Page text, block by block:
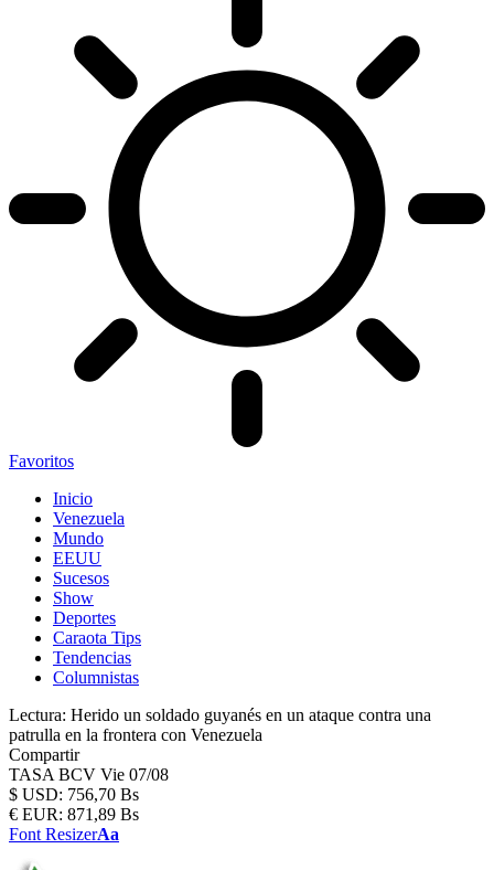
Favoritos
Inicio
Venezuela
Mundo
EEUU
Sucesos
Show
Deportes
Caraota Tips
Tendencias
Columnistas
Lectura: Herido un soldado guyanés en un ataque contra una
patrulla en la frontera con Venezuela
Compartir
TASA BCV Vie 07/08
$ USD: 756,70 Bs
€ EUR: 871,89 Bs
Font ResizerAa